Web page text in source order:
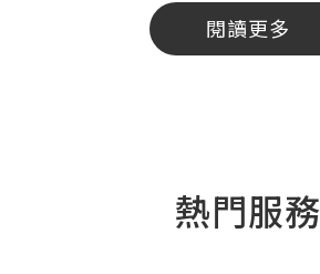
閱讀更多
熱門服務